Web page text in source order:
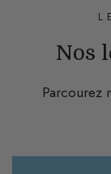
Nos
Parcourez